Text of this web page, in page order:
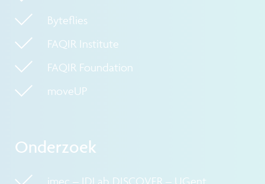
Byteflies
FAQIR Institute
FAQIR Foundation
moveUP
Onderzoek
imec – IDLab DISCOVER – UGent